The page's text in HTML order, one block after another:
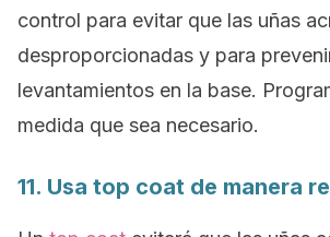
control para evitar que las uñas
desproporcionadas y para
levantamientos en la base.
medida que sea necesario.
11. Usa top coat de manera